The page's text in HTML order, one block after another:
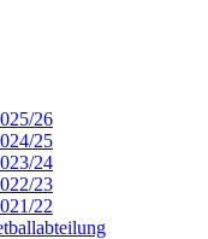
26
25
24
23
22